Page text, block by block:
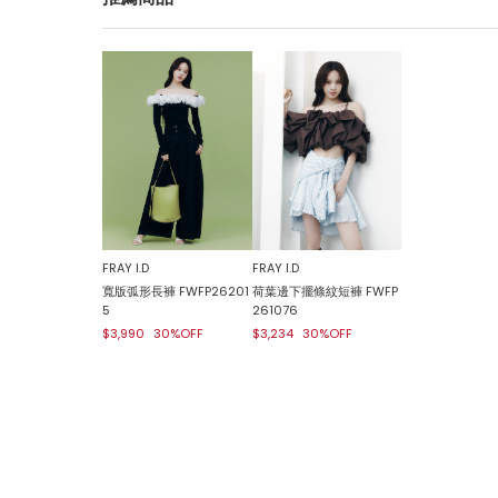
FRAY I.D
寬版弧形長褲 FWFP26201
5
$3,990 30%OFF
FRAY I.D
荷葉邊下擺條紋短褲 FWFP
261076
$3,234 30%OFF